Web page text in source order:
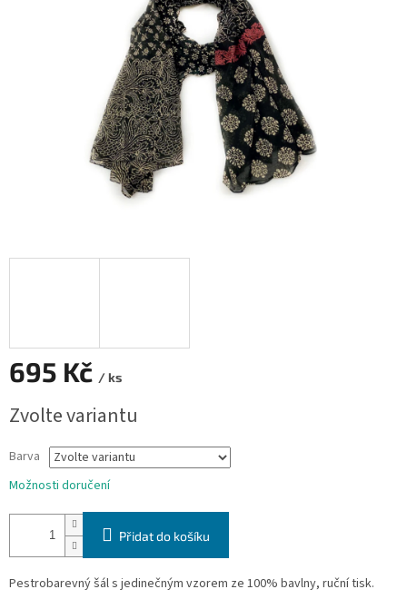
695 Kč / ks
cena:
Zvolte variantu
Barva
Možnosti doručení
Přidat do košíku
Pestrobarevný šál s jedinečným vzorem ze 100% bavlny, ruční tisk.